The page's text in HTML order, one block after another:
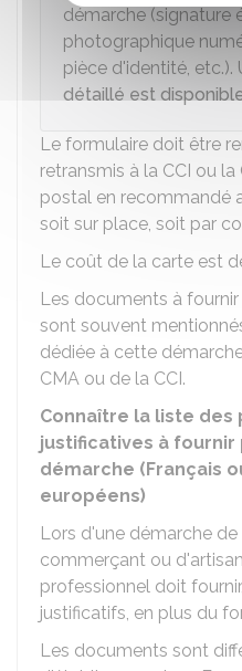
démarche (signature
photographique
pièce d'identité, etc.).
détaillé est
Le formulaire doit être
retransmis à la CCI ou
postal en recommandé
soit sur place, soit par
Le coût de la carte est
Les documents à
sont souvent
dédiée à cette
CMA ou de la CCI.
Connaître la liste des
justificatives à
démarche (Français
européens)
Lors d'une démarche
commerçant ou
professionnel doit
justificatifs, en plus du
Les documents sont